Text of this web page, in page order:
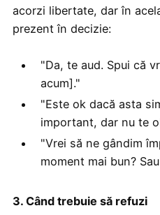
acorzi libertate, dar în
prezent în decizie:
"Da, te aud. Spui că
acum]."
"Este ok dacă asta
important, dar nu te
"Vrei să ne gândim
moment mai bun?
3. Când trebuie să refuzi